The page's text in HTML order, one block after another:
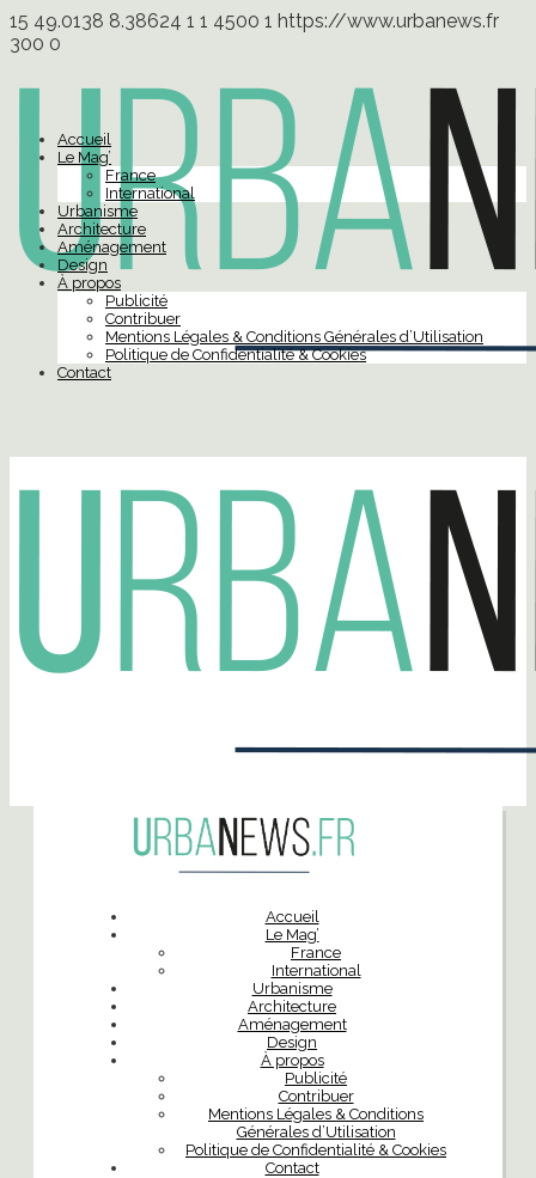
15 49.0138 8.38624 1 1 4500 1 https://www.urbanews.fr
300 0
Accueil
Le Mag’
France
International
Urbanisme
Architecture
Aménagement
Design
À propos
Publicité
Contribuer
Mentions Légales & Conditions Générales d’Utilisation
Politique de Confidentialité & Cookies
Contact
Accueil
Le Mag’
France
International
Urbanisme
Architecture
Aménagement
Design
À propos
Publicité
Contribuer
Mentions Légales & Conditions
Générales d’Utilisation
Politique de Confidentialité & Cookies
Contact